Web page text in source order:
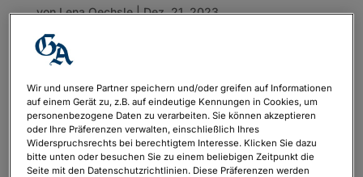
vonLena Oechsle|Dez. 21, 2023
Wir und unsere Partner speichern und/oder greifen auf Informationen
auf einem Gerät zu, z.B. auf eindeutige Kennungen in Cookies, um
personenbezogene Daten zu verarbeiten. Sie können akzeptieren
oder Ihre Präferenzen verwalten, einschließlich Ihres
Widerspruchsrechts bei berechtigtem Interesse. Klicken Sie dazu
bitte unten oder besuchen Sie zu einem beliebigen Zeitpunkt die
Seite mit den Datenschutzrichtlinien. Diese Präferenzen werden